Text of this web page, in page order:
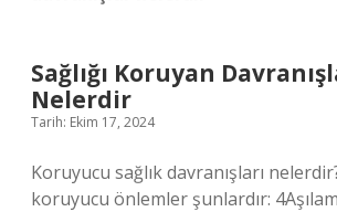
Sağlığı Koruyan
Nelerdir
Tarih: Ekim 17, 2024
Koruyucu sağlık davranışları
koruyucu önlemler şunlardır: